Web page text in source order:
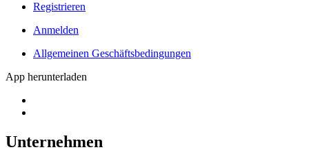
Registrieren
Anmelden
Allgemeinen Geschäftsbedingungen
App herunterladen
Unternehmen